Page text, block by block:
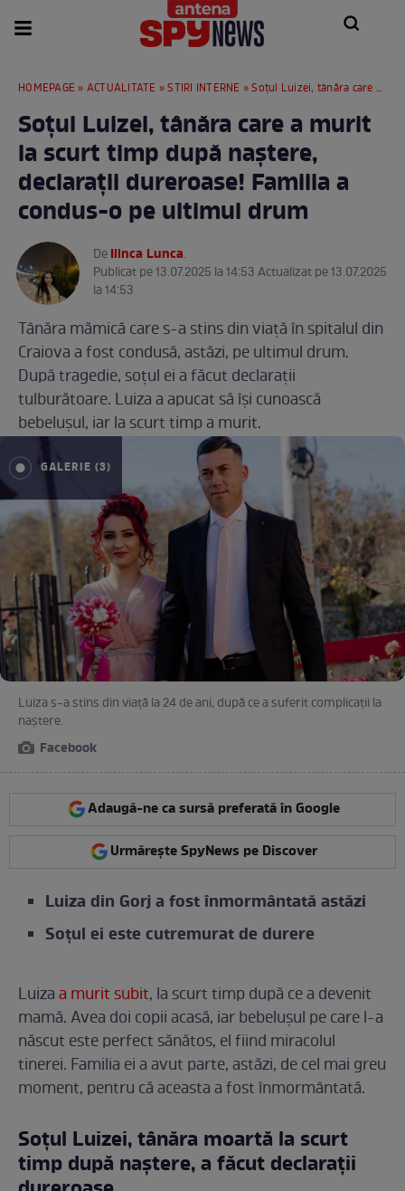
HOMEPAGE » ACTUALITATE »STIRI INTERNE » Soțul Luizei, tânăra care a murit la scurt timp după naștere, declarații dureroase! Familia a condus-o pe ultimul drum
Soțul Luizei, tânăra care a murit
la scurt timp după naștere,
declarații dureroase! Familia a
condus-o pe ultimul drum
DeIlinca Lunca.
Publicat pe 13.07.2025 la 14:53 Actualizat pe 13.07.2025
la 14:53
Tânăra mămică care s-a stins din viață în spitalul din
Craiova a fost condusă, astăzi, pe ultimul drum.
După tragedie, soțul ei a făcut declarații
tulburătoare. Luiza a apucat să își cunoască
bebelușul, iar la scurt timp a murit.
GALERIE (3)
Luiza s-a stins din viață la 24 de ani, după ce a suferit complicații la
naștere.
Facebook
Adaugă-ne ca sursă preferată în Google
Urmărește SpyNews pe Discover
Luiza din Gorj a fost înmormântată astăzi
Soțul ei este cutremurat de durere
Luizaa murit subit, la scurt timp după ce a devenit
mamă. Avea doi copii acasă, iar bebelușul pe care l-a
născut este perfect sănătos, el fiind miracolul
tinerei. Familia ei a avut parte, astăzi, de cel mai greu
moment, pentru că aceasta a fost înmormântată.
Soțul Luizei, tânăra moartă la scurt
timp după naștere, a făcut declarații